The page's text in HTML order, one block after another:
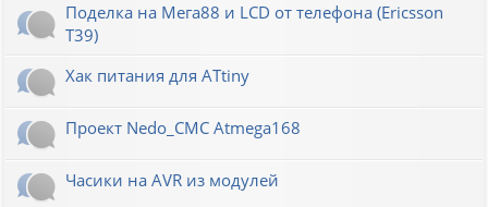
Поделка на Мега88 и LCD от телефона (Ericsson
T39)
Хак питания для ATtiny
Проект Nedo_CMC Atmega168
Часики на AVR из модулей